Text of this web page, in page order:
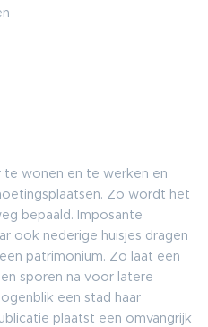
te wonen en te werken en
Zo wordt het
bepaald. Imposante
ook nederige huisjes dragen
patrimonium. Zo laat een
sporen na voor latere
een stad haar
plaatst een omvangrijk